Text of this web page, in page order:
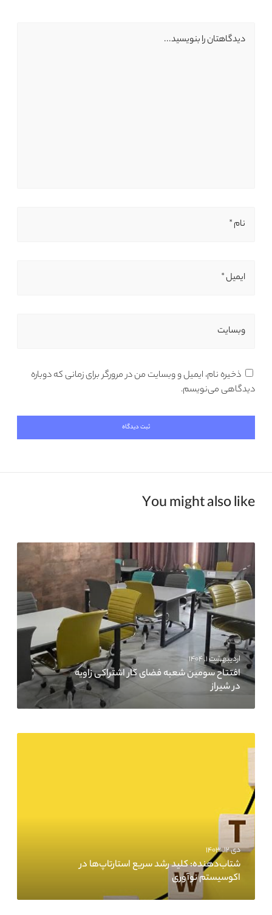
دیدگاهتان را بنویسید...
نام *
ایمیل *
وبسایت
ذخیره نام، ایمیل و وبسایت من در مرورگر برای زمانی که دوباره
دیدگاهی می‌نویسم.
You might also like
اردیبهشت ۱, ۱۴۰۴
افتتاح سومین شعبه فضای کار اشتراکی زاویه
در شیراز
دی ۱۲, ۱۴۰۳
شتاب‌دهنده‌: کلید رشد سریع استارتاپ‌ها در
اکوسیستم نوآوری